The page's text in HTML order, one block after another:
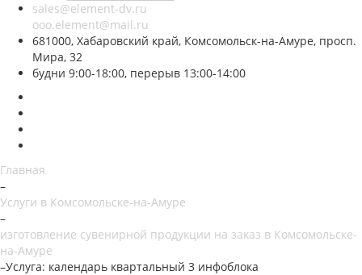
sales@element-dv.ru
ooo.element@mail.ru
681000, Хабаровский край, Комсомольск-на-Амуре, просп.
Мира, 32
будни 9:00-18:00, перерыв 13:00-14:00
Главная
–
Услуги в Комсомольске-на-Амуре
–
изготовление сувенирной продукции на заказ в Комсомольске-
на-Амуре
–Услуга: календарь квартальный 3 инфоблока